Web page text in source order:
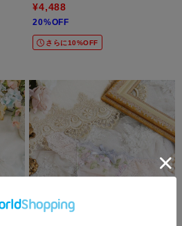
¥4,488
20%OFF
さらに10%OFF